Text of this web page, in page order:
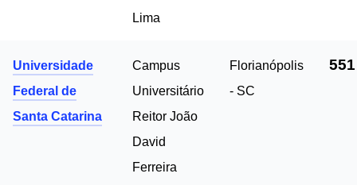
Lima
Universidade
Federal de
Santa Catarina
Campus
Universitário
Reitor João
David
Ferreira
Florianópolis
- SC
551